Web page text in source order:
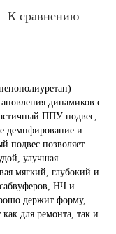
К сравнению
—
динамиков с
ППУ подвес,
демпфирование и
подвес позволяет
улучшая
мягкий, глубокий и
НЧ и
держит форму,
для ремонта, так и